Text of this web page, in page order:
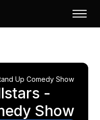
Up Comedy Show
-
Show